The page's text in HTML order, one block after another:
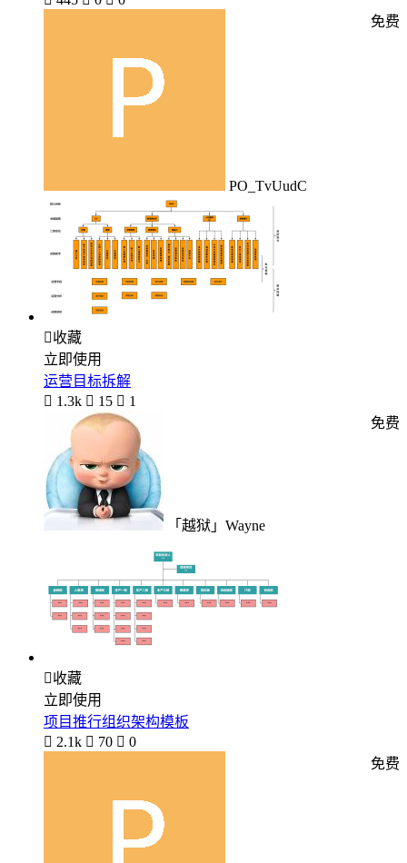
PO_TvUudC
免费
收藏
立即使用
运营目标拆解
 1.3k  15  1
「越狱」Wayne
免费
收藏
立即使用
项目推行组织架构模板
 2.1k  70  0
免费